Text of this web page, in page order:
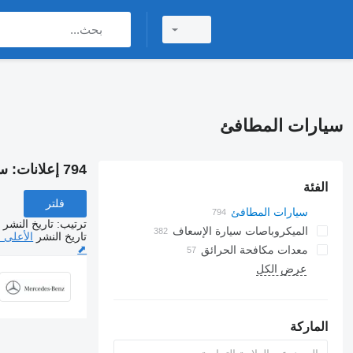
سيارات المطافئ
الفئة
سيارات المطافئ
الميكروباصات سيارة الإسعاف
معدات مكافحة الحرائق
عرض الكل
الماركة
794 إعلانات:
فلتر
ترتيب: تاريخ النشر
تاريخ النشر
⬈